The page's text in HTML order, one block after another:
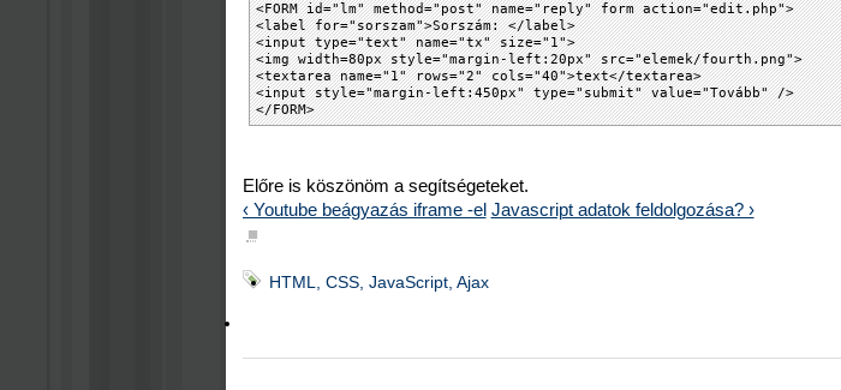
<FORM id="lm" method="post" name="reply" form action="edit.php">
<label for="sorszam">Sorszám: </label>
<input type="text" name="tx" size="1">
<img width=80px style="margin-left:20px" src="elemek/fourth.png">
<textarea name="1" rows="2" cols="40">text</textarea>
<input style="margin-left:450px" type="submit" value="Tovább" />
</FORM>
Előre is köszönöm a segítségeteket.
‹ Youtube beágyazás iframe -el Javascript adatok feldolgozása? ›
■
HTML, CSS, JavaScript, Ajax